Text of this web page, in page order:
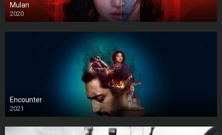
Mulan
2020
Encounter
2021